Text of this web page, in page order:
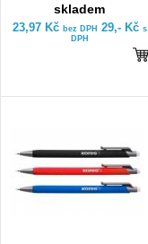
skladem
23,97 Kč bez DPH 29,- Kč s
DPH